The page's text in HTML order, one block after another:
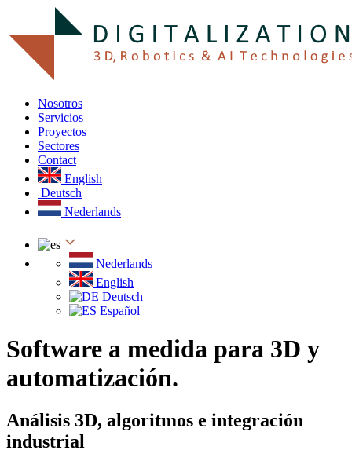
Nosotros
Servicios
Proyectos
Sectores
Contact
English
Deutsch
Nederlands
Nederlands
English
Deutsch
Español
Software a medida para 3D y
automatización.
Análisis 3D, algoritmos e integración
industrial